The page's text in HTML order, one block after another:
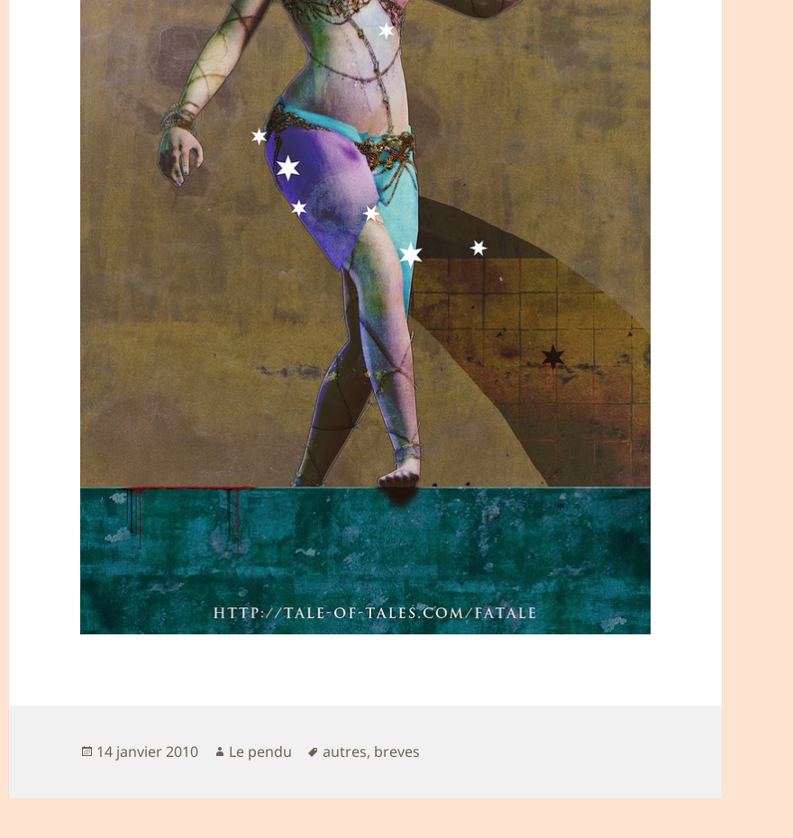
Publié
14 janvier 2010 Auteur
Le pendu
Mots-
autres, breves